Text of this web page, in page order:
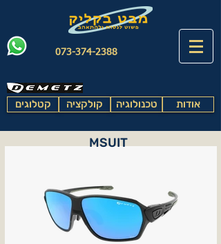
073-374-2388
קטלוגים קולקציה טכנולוגיה אודות
MSUIT